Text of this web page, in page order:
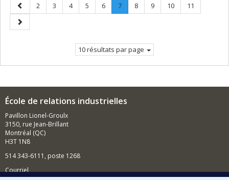
Page
précédente
Page
2 Page
3 Page
4 Page
5 Page
6 Page
7.
Page
Page
8 Page
9 Page
10 Page
11
Page
suivante
10 résultats par page
École de relations industrielles
Pavillon Lionel-Groulx
3150, rue Jean-Brillant
Montréal (QC)
H3T 1N8
514 343-6111, poste 1268
Courriel